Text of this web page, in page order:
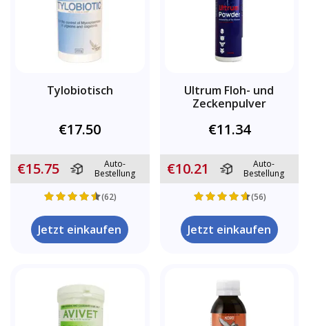
Tylobiotisch
€17.50
€15.75
Auto-
Bestellung
(62)
Jetzt einkaufen
Ultrum Floh- und
Zeckenpulver
€11.34
€10.21
Auto-
Bestellung
(56)
Jetzt einkaufen